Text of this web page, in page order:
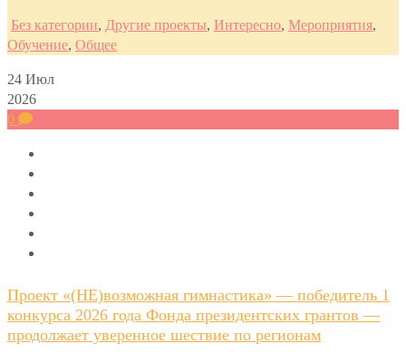
Без категории, Другие проекты, Интересно, Мероприятия,
Обучение, Общее
24 Июл
2026
0
Проект «(НЕ)возможная гимнастика» — победитель 1
конкурса 2026 года Фонда президентских грантов —
продолжает уверенное шествие по регионам